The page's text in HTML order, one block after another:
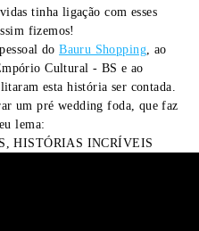
tinha ligação com esses
fizemos!
doBauru Shopping, ao
Cultural - BS e ao
esta história ser contada.
um pré wedding foda, que faz
lema:
HISTÓRIAS INCRÍVEIS